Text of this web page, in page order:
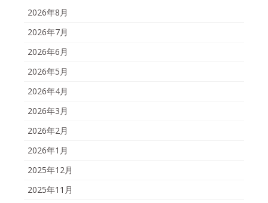
2026年8月
2026年7月
2026年6月
2026年5月
2026年4月
2026年3月
2026年2月
2026年1月
2025年12月
2025年11月